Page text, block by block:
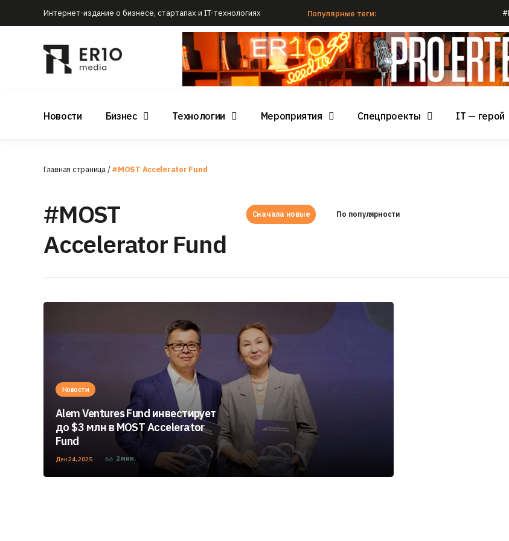
Интернет-издание о бизнесе, стартапах и IT-технологиях Популярные теги:
Новости Бизнес Технологии Мероприятия Спецпроекты IT — герой
Главная страница/#MOST Accelerator Fund
#MOST
Accelerator Fund
Сначала новые По популярности
Новости
Alem Ventures Fund инвестирует
до $3 млн в MOST Accelerator
Fund
Дек 24, 2025 2 мин.